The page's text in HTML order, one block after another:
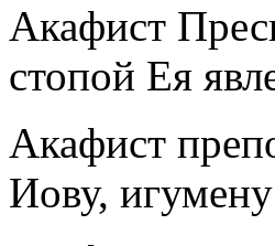
Акафист
стопой Ея
Акафист
Иову,